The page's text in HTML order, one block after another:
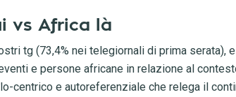
vs Africa là
tg (73,4% nei telegiornali di prima serata),
e persone africane in relazione al
centrico e autoreferenziale che relega il